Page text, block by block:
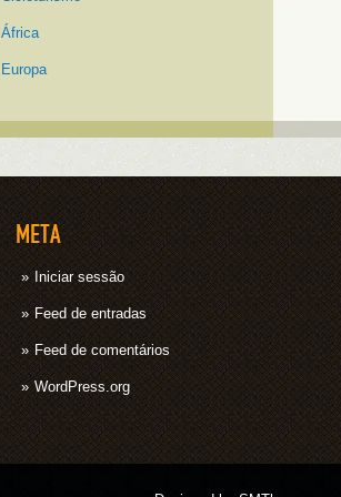
África
Europa
META
Iniciar sessão
Feed de entradas
Feed de comentários
WordPress.org